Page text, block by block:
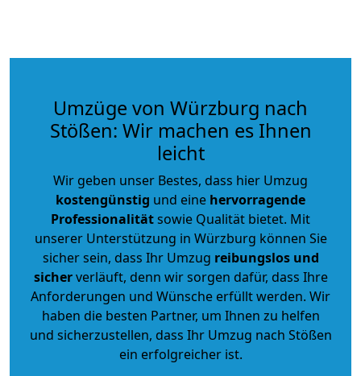
Umzüge von Würzburg nach
Stößen: Wir machen es Ihnen
leicht
Wir geben unser Bestes, dass hier Umzug
kostengünstig und eine hervorragende
Professionalitätsowie Qualität bietet. Mit
unserer Unterstützung in Würzburg können Sie
sicher sein, dass Ihr Umzug reibungslos und
sicherverläuft, denn wir sorgen dafür, dass Ihre
Anforderungen und Wünsche erfüllt werden. Wir
haben die besten Partner, um Ihnen zu helfen
und sicherzustellen, dass Ihr Umzug nach Stößen
ein erfolgreicher ist.